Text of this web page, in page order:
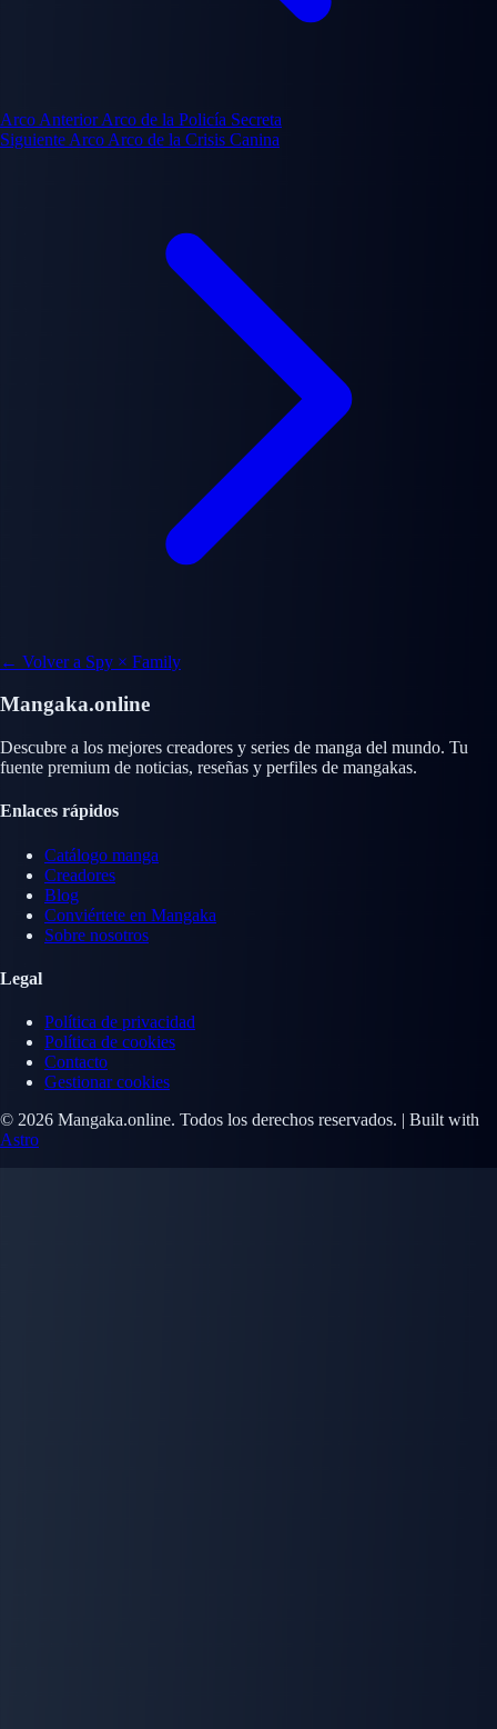
Arco Anterior Arco de la Policía Secreta
Siguiente Arco Arco de la Crisis Canina
← Volver a Spy × Family
Mangaka.online
Descubre a los mejores creadores y series de manga del mundo. Tu
fuente premium de noticias, reseñas y perfiles de mangakas.
Enlaces rápidos
Catálogo manga
Creadores
Blog
Conviértete en Mangaka
Sobre nosotros
Legal
Política de privacidad
Política de cookies
Contacto
Gestionar cookies
© 2026 Mangaka.online. Todos los derechos reservados. | Built with
Astro